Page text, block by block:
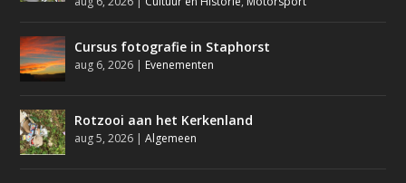
Cursus fotografie in Staphorst
aug 6, 2026 | Evenementen
Rotzooi aan het Kerkenland
aug 5, 2026 |Algemeen